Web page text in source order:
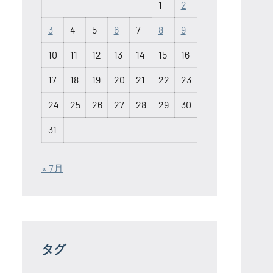
1 2
3 4 5 6 7 8 9
10 11 12 13 14 15 16
17 18 19 20 21 22 23
24 25 26 27 28 29 30
31
« 7月
タグ